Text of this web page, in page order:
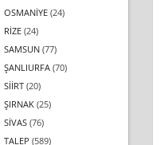
OSMANİYE (24)
RİZE (24)
SAMSUN (77)
ŞANLIURFA (70)
SİİRT (20)
ŞIRNAK (25)
SİVAS (76)
TALEP (589)